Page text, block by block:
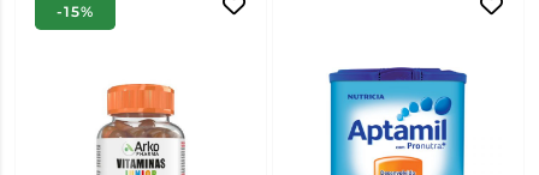
-15%